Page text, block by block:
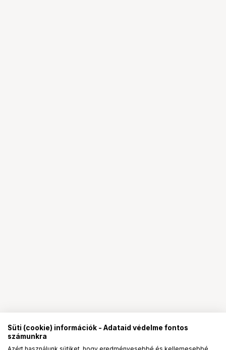
Süti (cookie) információk - Adataid védelme fontos
számunkra